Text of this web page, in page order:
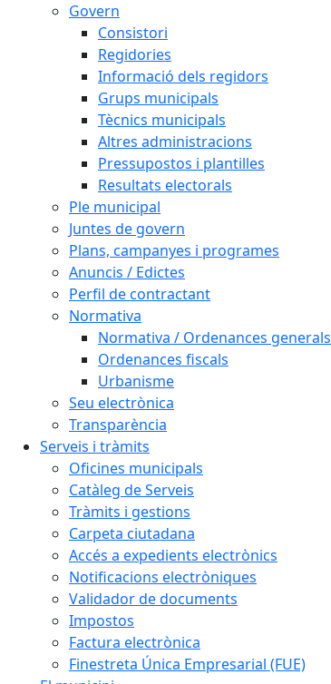
Govern
Consistori
Regidories
Informació dels regidors
Grups municipals
Tècnics municipals
Altres administracions
Pressupostos i plantilles
Resultats electorals
Ple municipal
Juntes de govern
Plans, campanyes i programes
Anuncis / Edictes
Perfil de contractant
Normativa
Normativa / Ordenances generals
Ordenances fiscals
Urbanisme
Seu electrònica
Transparència
Serveis i tràmits
Oficines municipals
Catàleg de Serveis
Tràmits i gestions
Carpeta ciutadana
Accés a expedients electrònics
Notificacions electròniques
Validador de documents
Impostos
Factura electrònica
Finestreta Única Empresarial (FUE)